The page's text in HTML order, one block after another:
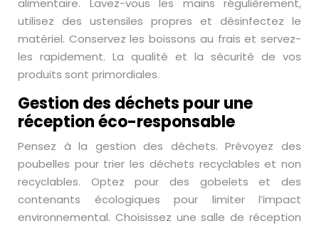
alimentaire. Lavez-vous les mains régulièrement,
utilisez des ustensiles propres et désinfectez le
matériel. Conservez les boissons au frais et servez-
les rapidement. La qualité et la sécurité de vos
produits sont primordiales.
Gestion des déchets pour une
réception éco-responsable
Pensez à la gestion des déchets. Prévoyez des
poubelles pour trier les déchets recyclables et non
recyclables. Optez pour des gobelets et des
contenants écologiques pour limiter l’impact
environnemental. Choisissez une salle de réception